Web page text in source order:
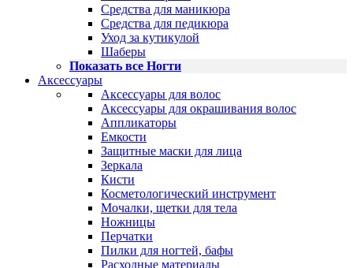
Средства для маникюра
Средства для педикюра
Уход за кутикулой
Шаберы
Показать все Ногти
Аксессуары
Аксессуары для волос
Аксессуары для окрашивания волос
Аппликаторы
Емкости
Защитные маски для лица
Зеркала
Кисти
Косметологический инструмент
Мочалки, щетки для тела
Ножницы
Перчатки
Пилки для ногтей, бафы
Расходные материалы